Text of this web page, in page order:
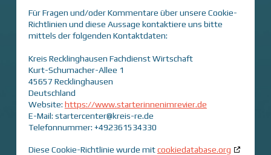
Für Fragen und/oder Kommentare über unsere Cookie-
Richtlinien und diese Aussage kontaktiere uns bitte
mittels der folgenden Kontaktdaten:
Kreis Recklinghausen Fachdienst Wirtschaft
Kurt-Schumacher-Allee 1
45657 Recklinghausen
Deutschland
Website: https://www.starterinnenimrevier.de
E-Mail: startercenter@kreis-re.de
Telefonnummer: +492361534330
Diese Cookie-Richtlinie wurde mitcookiedatabase.org